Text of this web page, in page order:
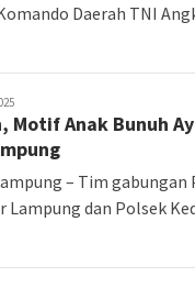
Daerah TNI
Motif Anak Bunuh
– Tim gabungan
Lampung dan Polsek